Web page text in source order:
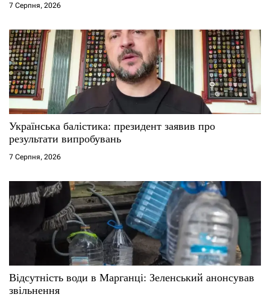
в
7 Серпня, 2026
Українська балістика: президент заявив про
результати випробувань
7 Серпня, 2026
Відсутність води в Марганці: Зеленський анонсував
звільнення